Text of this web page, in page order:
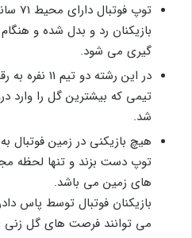
توپ
بازیکنان رد و بدل شده و
گیری می شود.
در این رشته
تیمی که بیشترین گل را وارد
شد.
هیچ بازیکنی در زمین فوتبال
توپ دست بزند و تنها لحظه
های زمین می باشد.
بازیکنان فوتبال توسط پاس
می توانند فرصت‌ های گل زنی